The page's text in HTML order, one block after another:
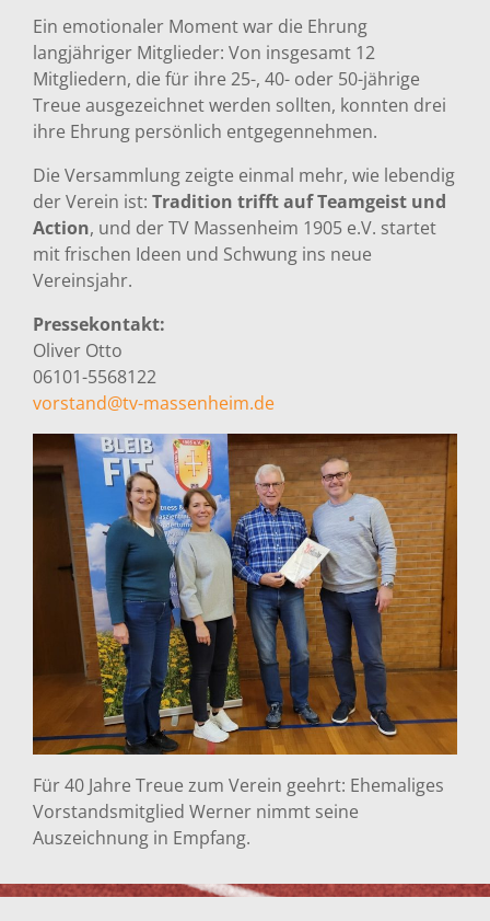
Ein emotionaler Moment war die Ehrung
langjähriger Mitglieder: Von insgesamt 12
Mitgliedern, die für ihre 25-, 40- oder 50-jährige
Treue ausgezeichnet werden sollten, konnten drei
ihre Ehrung persönlich entgegennehmen.
Die Versammlung zeigte einmal mehr, wie lebendig
der Verein ist: Tradition trifft auf Teamgeist und
Action, und der TV Massenheim 1905 e.V. startet
mit frischen Ideen und Schwung ins neue
Vereinsjahr.
Pressekontakt:
Oliver Otto
06101-5568122
vorstand@tv-massenheim.de
Für 40 Jahre Treue zum Verein geehrt: Ehemaliges
Vorstandsmitglied Werner nimmt seine
Auszeichnung in Empfang.